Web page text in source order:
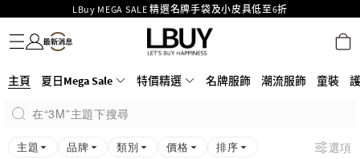
LBuy MEGA SALE 精選名牌手袋及小皮具低至6折
Goyard Hobo / Hobo Mini人氣限量特別版限時原價低至75折!
LBuy呈獻 - Hermès 及 Chanel 手袋及首飾原價低至6折，立即入手!
426號舖！
MOKO 1樓175號鋪旗艦店特設名牌Hermès、CHANEL及LV專區！
購物滿HKD500即享免運費！
名牌服飾
潮流服飾
童裝
護膚美妝
香水香薰
個人護理
母嬰護理
遊戲及精品玩具
文儀用品
家居生活
電子產品
美食
醫藥保健
運動與戶外用品
主頁 夏日Mega Sale 特價精選 名牌服飾 潮流服飾 童裝
在“3M”主題下搜尋
主題 品牌 類別 價格 排序 選項